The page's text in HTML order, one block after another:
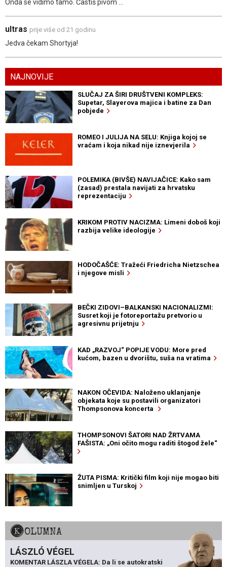
Onda se vidimo tamo. Častiš pivom ...
ultras prije više od 21 godinu
Jedva čekam Shortyja!
NAJNOVIJE
SLUČAJ ZA ŠIRI DRUŠTVENI KOMPLEKS:
Supetar, Slayerova majica i batine za Dan
pobjede
ROMEO I JULIJA NA SELU: Knjiga kojoj se
vraćam i koja nikad nije iznevjerila
POLEMIKA (BIVŠE) NAVIJAČICE: Kako sam
(zasad) prestala navijati za hrvatsku
reprezentaciju
KRIKOM PROTIV NACIZMA: Limeni doboš koji
razbija velike ideologije
HODOČAŠĆE: Tražeći Friedricha Nietzschea
i njegove misli
BEČKI ZIDOVI–BALKANSKI NACIONALIZMI:
Susret koji je fotoreportažu pretvorio u
agresivnu prijetnju
KAD „RAZVOJ“ POPIJE VODU: More pred
kućom, bazen u dvorištu, suša na vratima
NAKON OČEVIDA: Naloženo uklanjanje
objekata koje su postavili organizatori
Thompsonova koncerta
THOMPSONOVI ŠATORI NAD ŽRTVAMA
FAŠISTA: „Oni očito mogu raditi štogod žele“
ŽUTA PISMA: Kritički film koji nije mogao biti
snimljen u Turskoj
KOLUMNA
LÁSZLÓ VÉGEL
KOMENTAR LÁSZLA VÉGELA: Da li se autokratski